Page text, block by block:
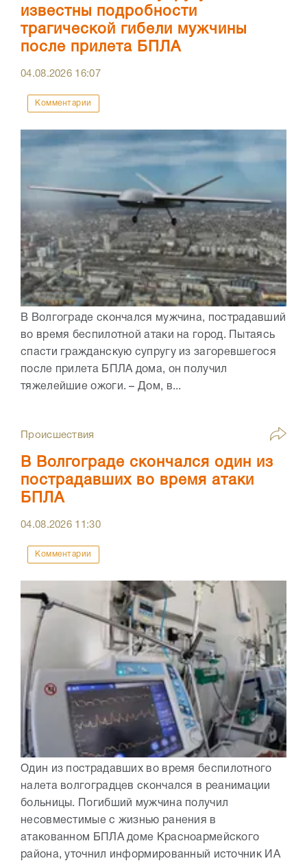
известны подробности
трагической гибели мужчины
после прилета БПЛА
04.08.2026 16:07
Комментарии
В Волгограде скончался мужчина, пострадавший
во время беспилотной атаки на город. Пытаясь
спасти гражданскую супругу из загоревшегося
после прилета БПЛА дома, он получил
тяжелейшие ожоги. – Дом, в...
Происшествия
В Волгограде скончался один из
пострадавших во время атаки
БПЛА
04.08.2026 11:30
Комментарии
Один из пострадавших во время беспилотного
налета волгоградцев скончался в реанимации
больницы. Погибший мужчина получил
несовместимые с жизнью ранения в
атакованном БПЛА доме Красноармейского
района, уточнил информированный источник ИА